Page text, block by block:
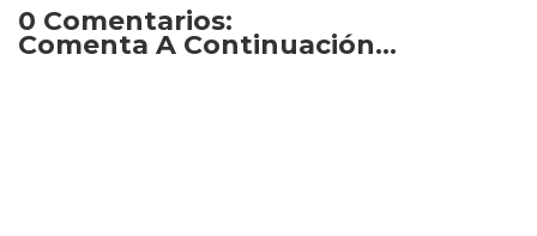
0 Comentarios:
Comenta A Continuación...